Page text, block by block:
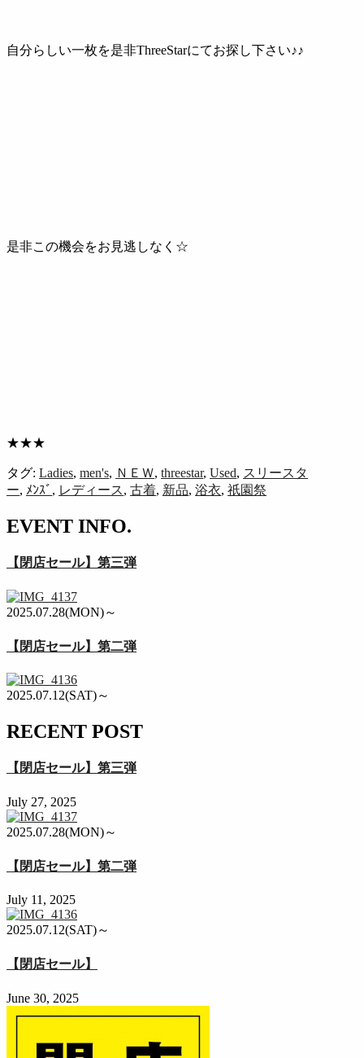
自分らしい一枚を是非ThreeStarにてお探し下さい♪♪
是非この機会をお見逃しなく☆
★★★
タグ: Ladies, men's, ＮＥＷ, threestar, Used, スリースタ
ー, ﾒﾝｽﾞ , レディース, 古着, 新品, 浴衣, 祇園祭
EVENT INFO.
【閉店セール】第三弾
2025.07.28(MON)～
【閉店セール】第二弾
2025.07.12(SAT)～
RECENT POST
【閉店セール】第三弾
July 27, 2025
2025.07.28(MON)～
【閉店セール】第二弾
July 11, 2025
2025.07.12(SAT)～
【閉店セール】
June 30, 2025